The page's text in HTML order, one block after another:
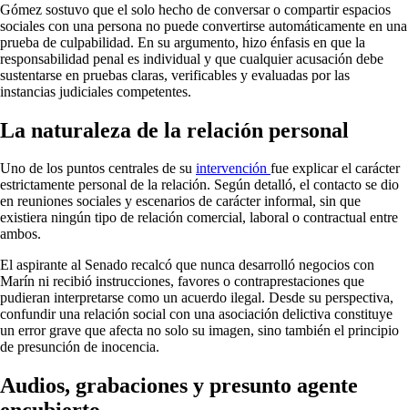
Gómez sostuvo que el solo hecho de conversar o compartir espacios
sociales con una persona no puede convertirse automáticamente en una
prueba de culpabilidad. En su argumento, hizo énfasis en que la
responsabilidad penal es individual y que cualquier acusación debe
sustentarse en pruebas claras, verificables y evaluadas por las
instancias judiciales competentes.
La naturaleza de la relación personal
Uno de los puntos centrales de su intervención fue explicar el carácter
estrictamente personal de la relación. Según detalló, el contacto se dio
en reuniones sociales y escenarios de carácter informal, sin que
existiera ningún tipo de relación comercial, laboral o contractual entre
ambos.
El aspirante al Senado recalcó que nunca desarrolló negocios con
Marín ni recibió instrucciones, favores o contraprestaciones que
pudieran interpretarse como un acuerdo ilegal. Desde su perspectiva,
confundir una relación social con una asociación delictiva constituye
un error grave que afecta no solo su imagen, sino también el principio
de presunción de inocencia.
Audios, grabaciones y presunto agente